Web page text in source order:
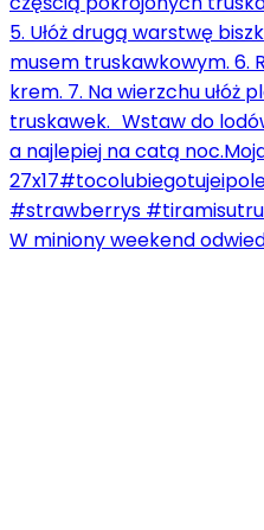
W miniony weekend